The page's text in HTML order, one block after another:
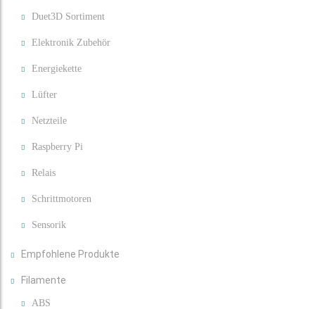
Duet3D Sortiment
Elektronik Zubehör
Energiekette
Lüfter
Netzteile
Raspberry Pi
Relais
Schrittmotoren
Sensorik
Empfohlene Produkte
Filamente
ABS